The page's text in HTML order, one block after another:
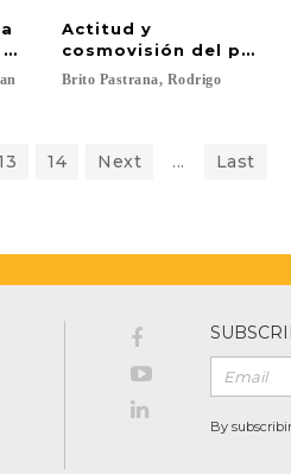
al psicoanálisis
a los conocimientos
Actitud y
cosmovisión del
Brito Pastrana, Rodrigo
14 Next ... Last
By